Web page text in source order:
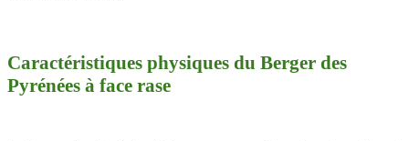
Caractéristiques physiques du Berger des
Pyrénées à face rase